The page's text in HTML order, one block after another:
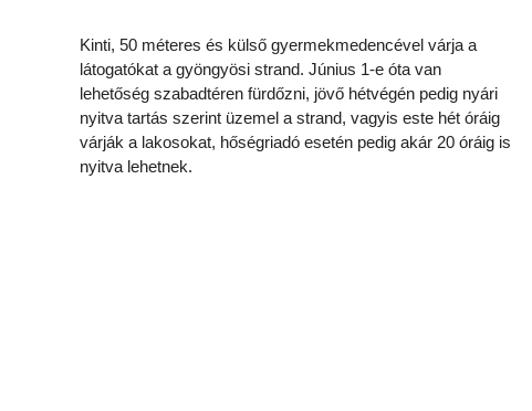
Kinti, 50 méteres és külső gyermekmedencével várja a
látogatókat a gyöngyösi strand. Június 1-e óta van
lehetőség szabadtéren fürdőzni, jövő hétvégén pedig nyári
nyitva tartás szerint üzemel a strand, vagyis este hét óráig
várják a lakosokat, hőségriadó esetén pedig akár 20 óráig is
nyitva lehetnek.